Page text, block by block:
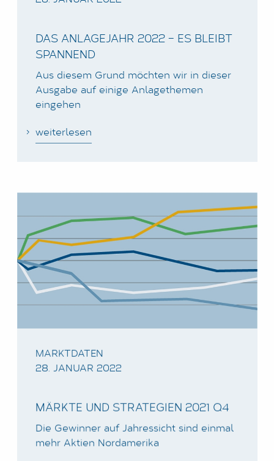
DAS ANLAGEJAHR 2022 – ES BLEIBT
SPANNEND
Aus diesem Grund möchten wir in dieser
Ausgabe auf einige Anlagethemen
eingehen
weiterlesen
MARKTDATEN
28. JANUAR 2022
MÄRKTE UND STRATEGIEN 2021 Q4
Die Gewinner auf Jahressicht sind einmal
mehr Aktien Nordamerika